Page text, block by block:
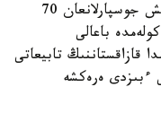
رەسۋرستى جيناي الدىق. بۇل كورسەتكىش جوسپارلانعان 70
باعالى
قازاقستاننىڭ تابيعاتى
ءبىزدى ەرەكشە